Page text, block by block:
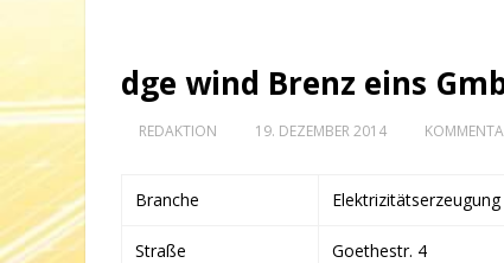
dge wind Brenz eins
REDAKTION 19. DEZEMBER 2014
Branche
Straße Goethestr. 4